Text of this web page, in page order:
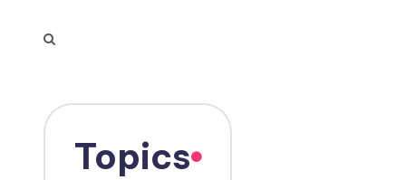
Topics